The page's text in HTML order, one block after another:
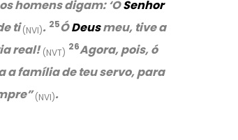
homens digam: ‘OSenhor
ti(NVI). 25ÓDeusmeu, tive a
real! (NVT)
26Agora, pois, ó
a família de teu servo, para
(NVI).